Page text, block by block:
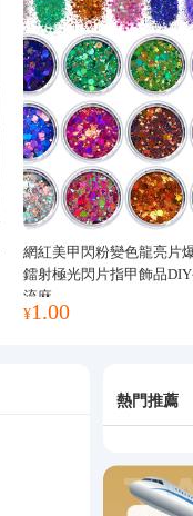
網紅美甲閃粉變色龍亮片
鐳射極光閃片指甲飾品DIY
流麻
¥1.00
熱門推薦